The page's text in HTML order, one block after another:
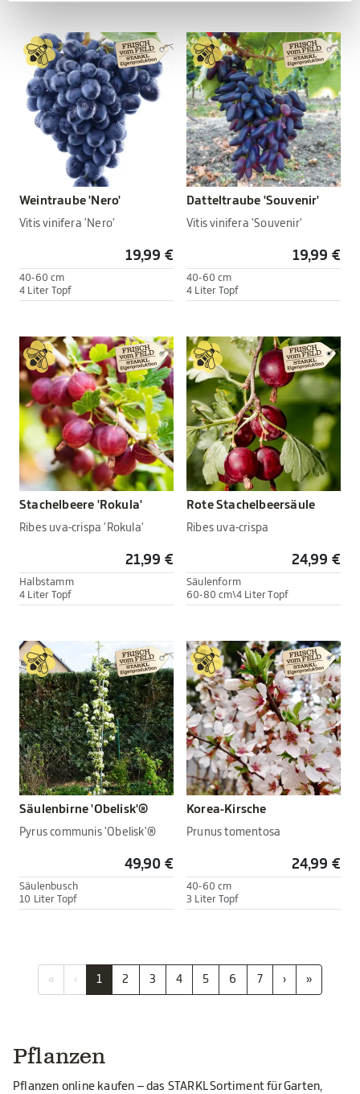
Weintraube 'Nero'
Vitis vinifera 'Nero'
19,99 €
40-60 cm
4 Liter Topf
Datteltraube 'Souvenir'
Vitis vinifera 'Souvenir'
19,99 €
40-60 cm
4 Liter Topf
Stachelbeere 'Rokula'
Ribes uva-crispa 'Rokula'
21,99 €
Halbstamm
4 Liter Topf
Rote Stachelbeersäule
Ribes uva-crispa
24,99 €
Säulenform
60-80 cm\4 Liter Topf
Säulenbirne 'Obelisk'®
Pyrus communis 'Obelisk'®
49,90 €
Säulenbusch
10 Liter Topf
Korea-Kirsche
Prunus tomentosa
24,99 €
40-60 cm
3 Liter Topf
« ‹ 1 2 3 4 5 6 7 › »
Pflanzen
Pflanzen online kaufen – das STARKL Sortiment für Garten,